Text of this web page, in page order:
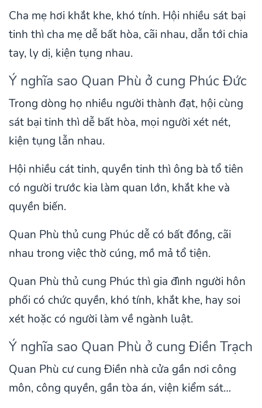
Cha mẹ hơi khắt khe, khó tính. Hội nhiều sát bại
tinh thì cha mẹ dễ bất hòa, cãi nhau, dẫn tới chia
tay, ly dị, kiện tụng nhau.
Ý nghĩa sao Quan Phù ở cung Phúc Đức
Trong dòng họ nhiều người thành đạt, hội cùng
sát bại tinh thì dễ bất hòa, mọi người xét nét,
kiện tụng lẫn nhau.
Hội nhiều cát tinh, quyền tinh thì ông bà tổ tiên
có người trước kia làm quan lớn, khắt khe và
quyền biến.
Quan Phù thủ cung Phúc dễ có bất đồng, cãi
nhau trong việc thờ cúng, mồ mả tổ tiện.
Quan Phù thủ cung Phúc thì gia đình người hôn
phối có chức quyền, khó tính, khắt khe, hay soi
xét hoặc có người làm về ngành luật.
Ý nghĩa sao Quan Phù ở cung Điền Trạch
Quan Phù cư cung Điền nhà cửa gần nơi công
môn, công quyền, gần tòa án, viện kiểm sát…